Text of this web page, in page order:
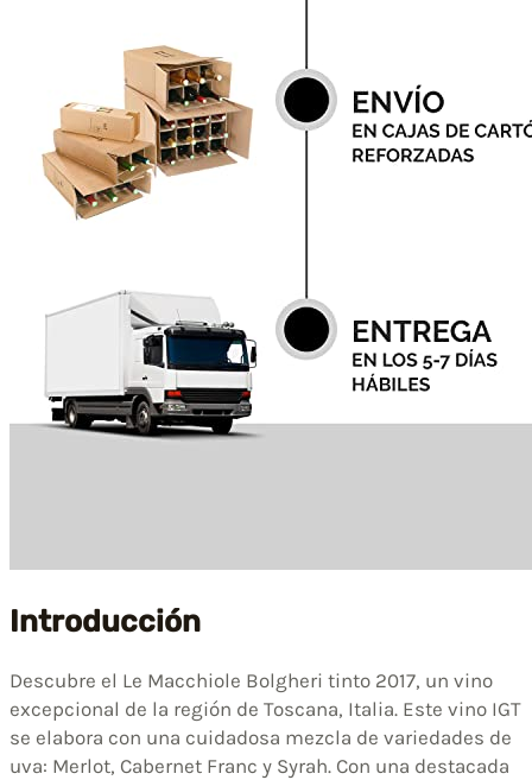
Introducción
Descubre el Le Macchiole Bolgheri tinto 2017, un vino
excepcional de la región de Toscana, Italia. Este vino IGT
se elabora con una cuidadosa mezcla de variedades de
uva: Merlot, Cabernet Franc y Syrah. Con una destacada